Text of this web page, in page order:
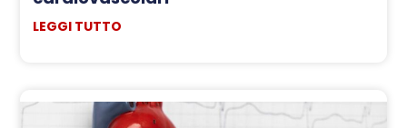
LEGGI TUTTO